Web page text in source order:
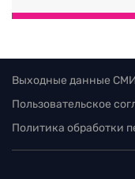
Выходные данные СМИ
Пользовательское
Политика обработки